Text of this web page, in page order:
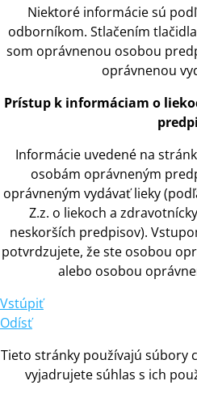
Niektoré informácie sú
odborníkom. Stlačením
som oprávnenou osobou
oprávnenou
Prístup k informáciam o
Informácie uvedené na
osobám oprávneným
oprávneným vydávať lieky
Z.z. o liekoch a
neskorších predpisov).
potvrdzujete, že ste osobou
alebo osobou
Vstúpiť
Odísť
Tieto stránky používajú súbory
vyjadrujete súhlas s ich